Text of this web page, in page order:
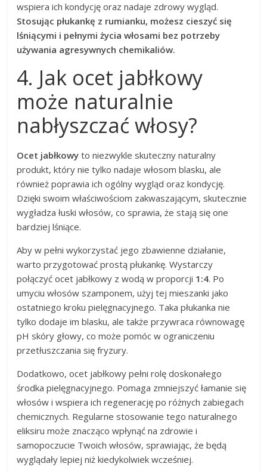
wspiera ich kondycję oraz nadaje zdrowy wygląd.
Stosując płukankę z rumianku, możesz cieszyć się
lśniącymi i pełnymi życia włosami bez potrzeby
używania agresywnych chemikaliów.
4. Jak ocet jabłkowy
może naturalnie
nabłyszczać włosy?
Ocet jabłkowy to niezwykle skuteczny naturalny
produkt, który nie tylko nadaje włosom blasku, ale
również poprawia ich ogólny wygląd oraz kondycję.
Dzięki swoim właściwościom zakwaszającym, skutecznie
wygładza łuski włosów, co sprawia, że stają się one
bardziej lśniące.
Aby w pełni wykorzystać jego zbawienne działanie,
warto przygotować prostą płukankę. Wystarczy
połączyć ocet jabłkowy z wodą w proporcji 1:4. Po
umyciu włosów szamponem, użyj tej mieszanki jako
ostatniego kroku pielęgnacyjnego. Taka płukanka nie
tylko dodaje im blasku, ale także przywraca równowagę
pH skóry głowy, co może pomóc w ograniczeniu
przetłuszczania się fryzury.
Dodatkowo, ocet jabłkowy pełni rolę doskonałego
środka pielęgnacyjnego. Pomaga zmniejszyć łamanie się
włosów i wspiera ich regenerację po różnych zabiegach
chemicznych. Regularne stosowanie tego naturalnego
eliksiru może znacząco wpłynąć na zdrowie i
samopoczucie Twoich włosów, sprawiając, że będą
wyglądały lepiej niż kiedykolwiek wcześniej.